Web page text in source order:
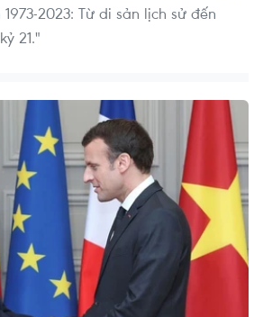
2023: Từ di sản lịch sử đến
21."